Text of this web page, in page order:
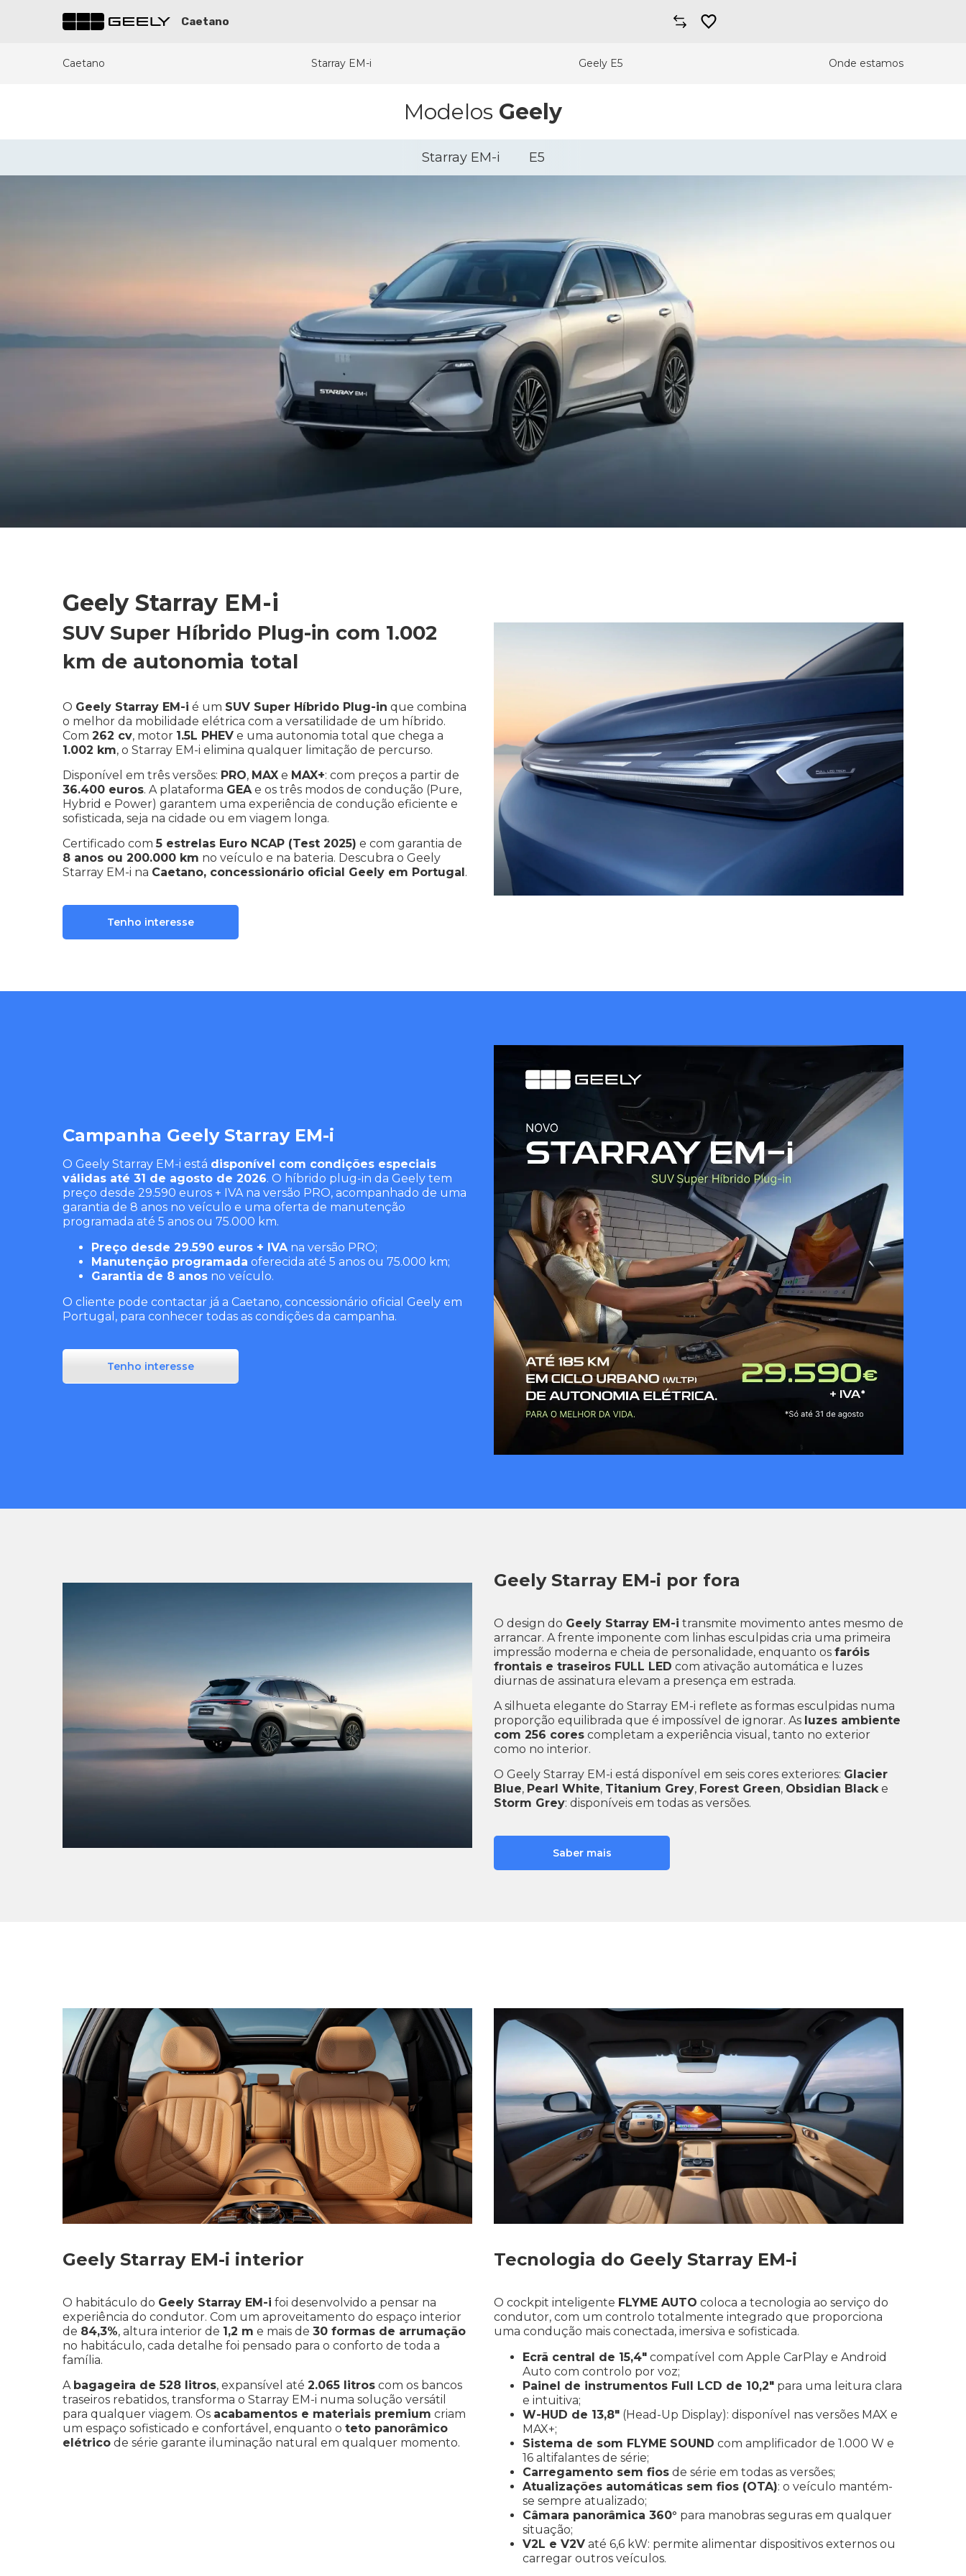
Caetano
Caetano Starray EM-i Geely E5 Onde estamos
Modelos Geely
Starray EM-i E5
Geely Starray EM-i
SUV Super Híbrido Plug-in com 1.002
km de autonomia total
O Geely Starray EM-i é um SUV Super Híbrido Plug-in que combina
o melhor da mobilidade elétrica com a versatilidade de um híbrido.
Com 262 cv, motor 1.5L PHEV e uma autonomia total que chega a
1.002 km, o Starray EM-i elimina qualquer limitação de percurso.
Disponível em três versões: PRO, MAX e MAX+: com preços a partir de
36.400 euros. A plataforma GEAe os três modos de condução (Pure,
Hybrid e Power) garantem uma experiência de condução eficiente e
sofisticada, seja na cidade ou em viagem longa.
Certificado com5 estrelas Euro NCAP (Test 2025) e com garantia de
8 anos ou 200.000 km no veículo e na bateria. Descubra o Geely
Starray EM-i na Caetano, concessionário oficial Geely em Portugal.
Tenho interesse
Campanha Geely Starray EM-i
O Geely Starray EM-i está disponível com condições especiais
válidas até 31 de agosto de 2026. O híbrido plug-in da Geely tem
preço desde 29.590 euros + IVA na versão PRO, acompanhado de uma
garantia de 8 anos no veículo e uma oferta de manutenção
programada até 5 anos ou 75.000 km.
Preço desde 29.590 euros + IVAna versão PRO;
Manutenção programada oferecida até 5 anos ou 75.000 km;
Garantia de 8 anos no veículo.
O cliente pode contactar já a Caetano, concessionário oficial Geely em
Portugal, para conhecer todas as condições da campanha.
Tenho interesse
Geely Starray EM-i por fora
O design do Geely Starray EM-i transmite movimento antes mesmo de
arrancar. A frente imponente com linhas esculpidas cria uma primeira
impressão moderna e cheia de personalidade, enquanto os faróis
frontais e traseiros FULL LED com ativação automática e luzes
diurnas de assinatura elevam a presença em estrada.
A silhueta elegante do Starray EM-i reflete as formas esculpidas numa
proporção equilibrada que é impossível de ignorar. As luzes ambiente
com 256 cores completam a experiência visual, tanto no exterior
como no interior.
O Geely Starray EM-i está disponível em seis cores exteriores: Glacier
Blue, Pearl White, Titanium Grey, Forest Green, Obsidian Blacke
Storm Grey: disponíveis em todas as versões.
Saber mais
Geely Starray EM-i interior
O habitáculo do Geely Starray EM-i foi desenvolvido a pensar na
experiência do condutor. Com um aproveitamento do espaço interior
de 84,3%, altura interior de 1,2 m e mais de 30 formas de arrumação
no habitáculo, cada detalhe foi pensado para o conforto de toda a
família.
A bagageira de 528 litros, expansível até 2.065 litros com os bancos
traseiros rebatidos, transforma o Starray EM-i numa solução versátil
para qualquer viagem. Os acabamentos e materiais premium criam
um espaço sofisticado e confortável, enquanto o teto panorâmico
elétrico de série garante iluminação natural em qualquer momento.
Tecnologia do Geely Starray EM-i
O cockpit inteligente FLYME AUTO coloca a tecnologia ao serviço do
condutor, com um controlo totalmente integrado que proporciona
uma condução mais conectada, imersiva e sofisticada.
Ecrã central de 15,4″ compatível com Apple CarPlay e Android
Auto com controlo por voz;
Painel de instrumentos Full LCD de 10,2″ para uma leitura clara
e intuitiva;
W-HUD de 13,8″ (Head-Up Display): disponível nas versões MAX e
MAX+;
Sistema de som FLYME SOUND com amplificador de 1.000 W e
16 altifalantes de série;
Carregamento sem fios de série em todas as versões;
Atualizações automáticas sem fios (OTA): o veículo mantém-
se sempre atualizado;
Câmara panorâmica 360° para manobras seguras em qualquer
situação;
V2L e V2V até 6,6 kW: permite alimentar dispositivos externos ou
carregar outros veículos.